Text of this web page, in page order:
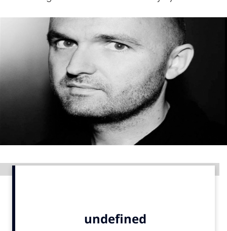
Menu
Home
9 sept: GenAI-training
12 nov: MarketingLive!
Events
Opleidingen
Vacatures